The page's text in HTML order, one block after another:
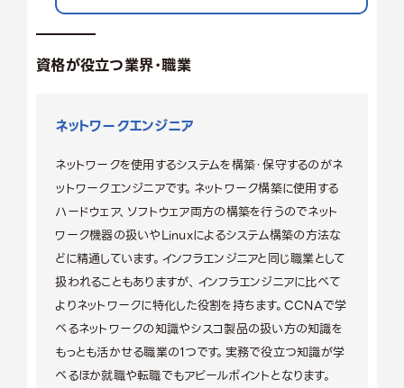
資格が役立つ業界・職業
ネットワークエンジニア
ネットワークを使用するシステムを構築・保守するのがネ
ットワークエンジニアです。ネットワーク構築に使用する
ハードウェア、ソフトウェア両方の構築を行うのでネット
ワーク機器の扱いやLinuxによるシステム構築の方法な
どに精通しています。インフラエンジニアと同じ職業として
扱われることもありますが、インフラエンジニアに比べて
よりネットワークに特化した役割を持ちます。CCNAで学
べるネットワークの知識やシスコ製品の扱い方の知識を
もっとも活かせる職業の1つです。実務で役立つ知識が学
べるほか就職や転職でもアピールポイントとなります。